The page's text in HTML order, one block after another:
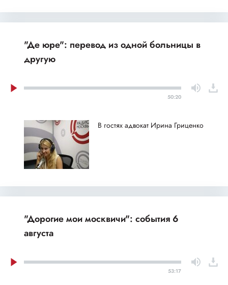
"Де юре": перевод из одной больницы в
другую
50:20
В гостях адвокат Ирина Гриценко
"Дорогие мои москвичи": события 6
августа
53:17